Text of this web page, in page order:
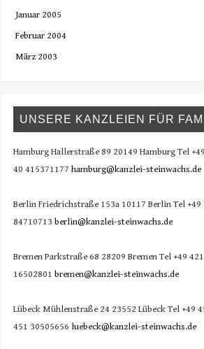
Januar 2005
Februar 2004
März 2003
UNSERE KANZLEIEN FÜR
Hamburg Hallerstraße 89 20149 Hamburg Tel
40 415371177 hamburg@kanzlei-steinwachs.de
Berlin Friedrichstraße 153a 10117 Berlin Tel +49
84710713 berlin@kanzlei-steinwachs.de
Bremen Parkstraße 68 28209 Bremen Tel +49
16502801 bremen@kanzlei-steinwachs.de
Lübeck Mühlenstraße 24 23552 Lübeck Tel +49
451 30505656 luebeck@kanzlei-steinwachs.de